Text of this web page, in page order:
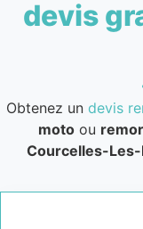
devis
Obtenez un devis
motoou
Courcelles-